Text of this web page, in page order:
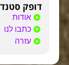
דופק
אודות
כתבו לנו
עזרה